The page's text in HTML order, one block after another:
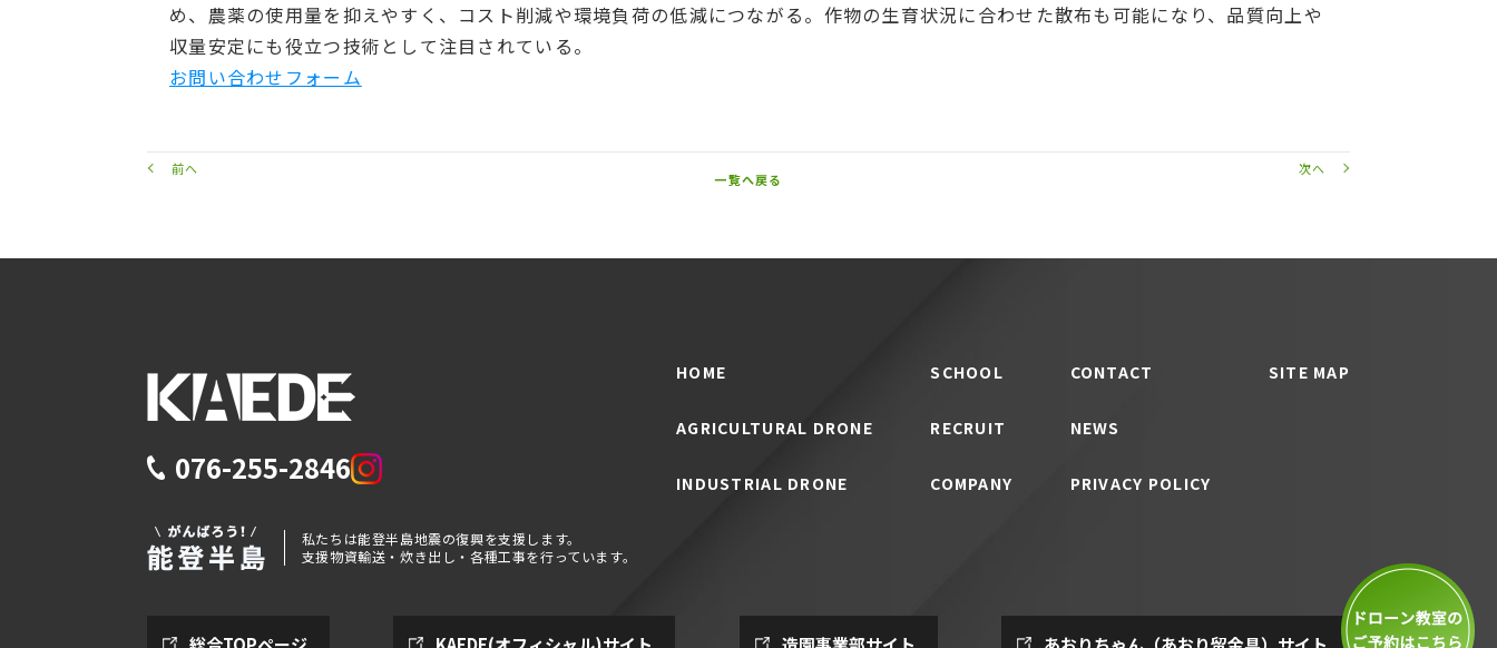
め、農薬の使用量を抑えやすく、コスト削減や環境負荷の低減につながる。作物の生育状況に合わせた散布も可能になり、品質向上や
収量安定にも役立つ技術として注目されている。
お問い合わせフォーム
前へ
一覧へ戻る
次へ
076-255-2846
私たちは能登半島地震の復興を支援します。
支援物資輸送・炊き出し・各種工事を行っています。
HOME
AGRICULTURAL DRONE
INDUSTRIAL DRONE
SCHOOL
RECRUIT
COMPANY
CONTACT
NEWS
PRIVACY POLICY
SITE MAP